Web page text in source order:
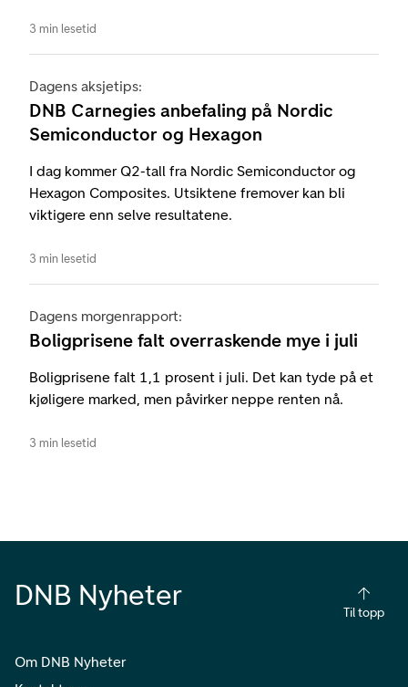
3 min lesetid
Dagens aksjetips:
DNB Carnegies anbefaling på Nordic
Semiconductor og Hexagon
I dag kommer Q2-tall fra Nordic Semiconductor og
Hexagon Composites. Utsiktene fremover kan bli
viktigere enn selve resultatene.
3 min lesetid
Dagens morgenrapport:
Boligprisene falt overraskende mye i juli
Boligprisene falt 1,1 prosent i juli. Det kan tyde på et
kjøligere marked, men påvirker neppe renten nå.
3 min lesetid
DNB Nyheter
Til topp
Om DNB Nyheter